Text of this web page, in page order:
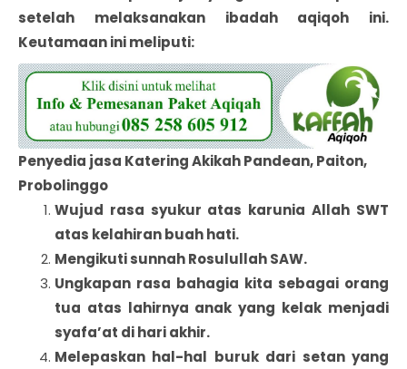
setelah melaksanakan ibadah aqiqoh ini.
Keutamaan ini meliputi:
Penyedia jasa Katering Akikah Pandean, Paiton,
Probolinggo
Wujud rasa syukur atas karunia Allah SWT
atas kelahiran buah hati.
Mengikuti sunnah Rosulullah SAW.
Ungkapan rasa bahagia kita sebagai orang
tua atas lahirnya anak yang kelak menjadi
syafa’at di hari akhir.
Melepaskan hal-hal buruk dari setan yang